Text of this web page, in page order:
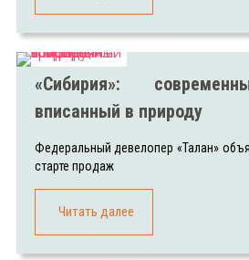
«Сибирия»:
вписанный в природу
Федеральный девелопер «Талан»
старте продаж
Читать далее